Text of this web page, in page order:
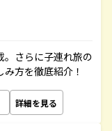
。さらに子連れ旅の
方を徹底紹介！
詳細を見る